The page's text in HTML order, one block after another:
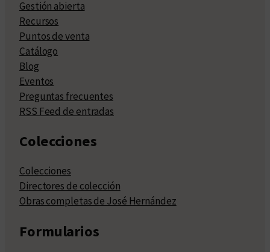
Gestión abierta
Recursos
Puntos de venta
Catálogo
Blog
Eventos
Preguntas frecuentes
RSS Feed de entradas
Colecciones
Colecciones
Directores de colección
Obras completas de José Hernández
Formularios